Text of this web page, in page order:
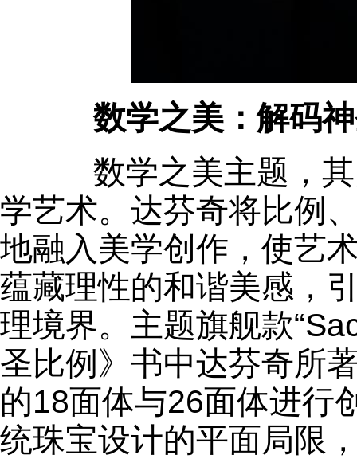
数学之美：解码
数学之美主题，其
学艺术。达芬奇将比例
地融入美学创作，使艺
蕴藏理性的和谐美感，
理境界。主题旗舰款
圣比例》书中达芬奇所
的18面体与26面体进行
统珠宝设计的平面局限